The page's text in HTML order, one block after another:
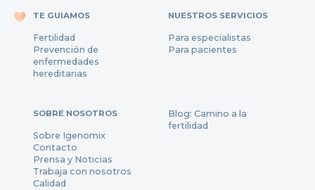
TE GUIAMOS
Fertilidad
Prevención de
enfermedades
hereditarias
NUESTROS SERVICIOS
Para especialistas
Para pacientes
SOBRE NOSOTROS
Sobre Igenomix
Contacto
Prensa y Noticias
Trabaja con nosotros
Calidad
Blog: Camino a la
fertilidad